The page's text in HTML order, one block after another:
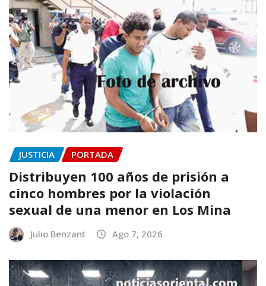
JUSTICIA PORTADA
Distribuyen 100 años de prisión a
cinco hombres por la violación
sexual de una menor en Los Mina
Julio Benzant Ago 7, 2026